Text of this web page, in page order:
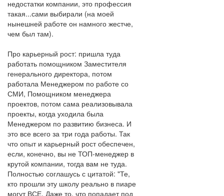
недостатки компании, это профессия
такая...сами выбирали (на моей
нынешней работе он намного жестче,
чем был там).
Про карьерный рост: пришла туда
работать помощником Заместителя
генерального директора, потом
работала Менеджером по работе со
СМИ, Помощником менеджера
проектов, потом сама реализовывала
проекты, когда уходила была
Менеджером по развитию бизнеса. И
это все всего за три года работы. Так
что опыт и карьерный рост обеспечен,
если, конечно, вы не ТОП-менеджер в
крутой компании, тогда вам не туда.
Полностью соглашусь с цитатой: "Те,
кто прошли эту школу реально в пиаре
могут ВСЕ. Даже то, что попадает под